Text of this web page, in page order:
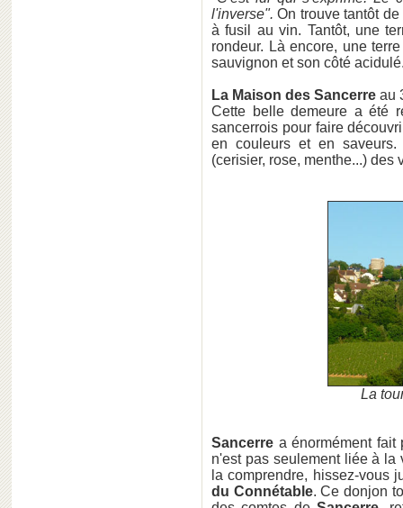
l'inverse".On trouve tantôt
à fusil au vin. Tantôt, une
rondeur. Là encore, une
sauvignon et son côté
La Maison des Sancerre au
Cette belle demeure a été
sancerrois pour faire
en couleurs et en saveurs.
(cerisier, rose, menthe...) des
La
Sancerre a énormément
n'est pas seulement liée à
la comprendre, hissez-vous
du Connétable. Ce donjon